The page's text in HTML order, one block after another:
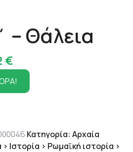
– Θάλεια
€.
€
τρέχουσα
τιμή
7.42 €.
Κατηγορία: Αρχαία
Ιστορία > Ρωμαϊκή ιστορία >